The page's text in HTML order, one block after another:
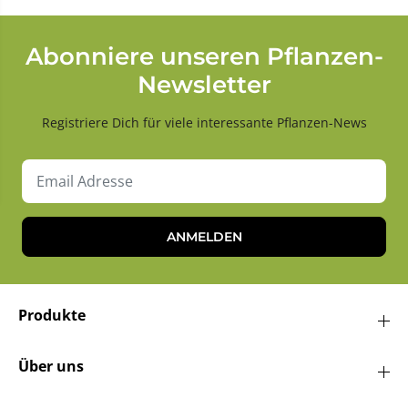
Abonniere unseren Pflanzen-
Newsletter
Registriere Dich für viele interessante Pflanzen-News
ANMELDEN
Produkte
Über uns